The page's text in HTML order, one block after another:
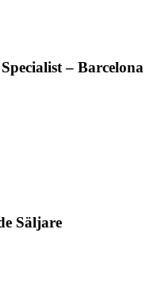
–
Säljare